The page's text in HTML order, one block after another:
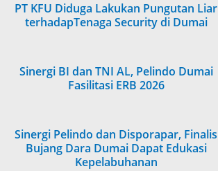
PT KFU Diduga Lakukan Pungutan Liar
terhadapTenaga Security di Dumai
Sinergi BI dan TNI AL, Pelindo Dumai
Fasilitasi ERB 2026
Sinergi Pelindo dan Disporapar, Finalis
Bujang Dara Dumai Dapat Edukasi
Kepelabuhanan